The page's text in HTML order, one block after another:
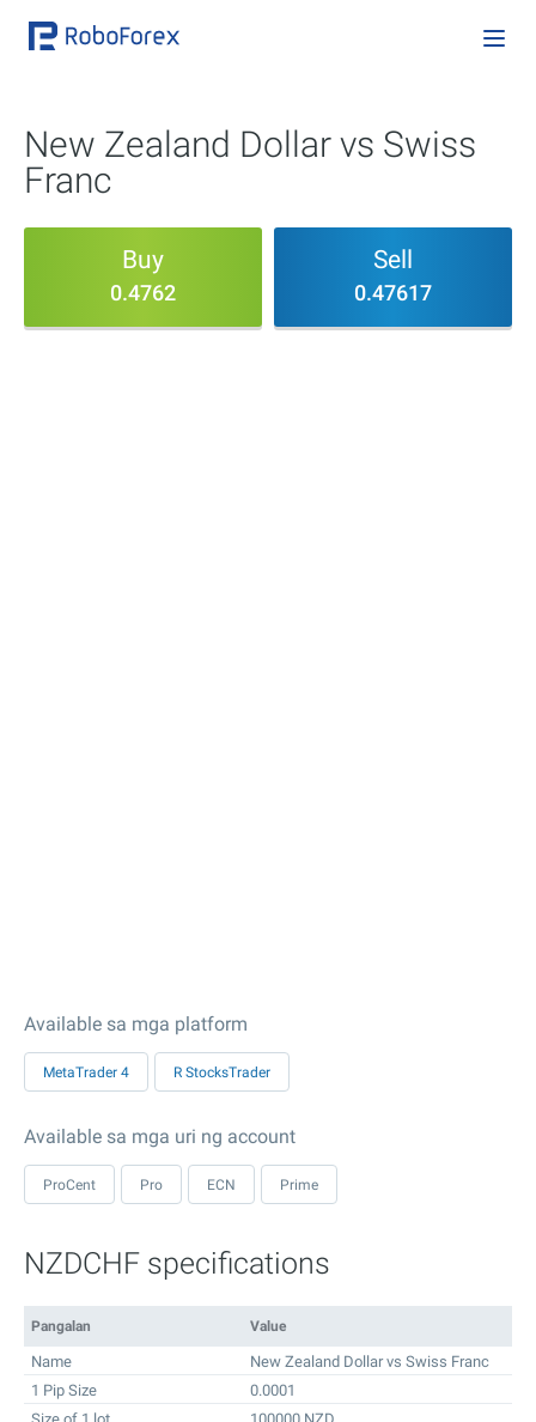
New Zealand Dollar vs Swiss
Franc
Buy
0.4762
Sell
0.47617
Available sa mga platform
MetaTrader 4 R StocksTrader
Available sa mga uri ng account
ProCent Pro ECN Prime
NZDCHF specifications
Pangalan Value
Name
New Zealand Dollar vs Swiss Franc
1 Pip Size
0.0001